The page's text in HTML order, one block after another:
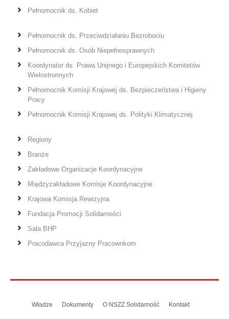
Pełnomocnik ds. Kobiet
Pełnomocnik ds. Przeciwdziałaniu Bezrobociu
Pełnomocnik ds. Osób Niepełnosprawnych
Koordynator ds. Prawa Unijnego i Europejskich Komitetów
Wielostronnych
Pełnomocnik Komisji Krajowej ds. Bezpieczeństwa i Higieny
Pracy
Pełnomocnik Komisji Krajowej ds. Polityki Klimatycznej
Regiony
Branże
Zakładowe Organizacje Koordynacyjne
Międzyzakładowe Komisje Koordynacyjne
Krajowa Komisja Rewizyjna
Fundacja Promocji Solidarności
Sala BHP
Pracodawca Przyjazny Pracownkom
Władze Dokumenty O NSZZ Solidarność Kontakt